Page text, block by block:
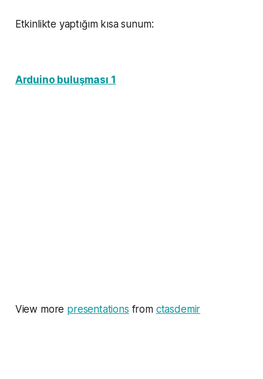
Etkinlikte yaptığım kısa sunum:
Arduino buluşması 1
View more presentations from ctasdemir